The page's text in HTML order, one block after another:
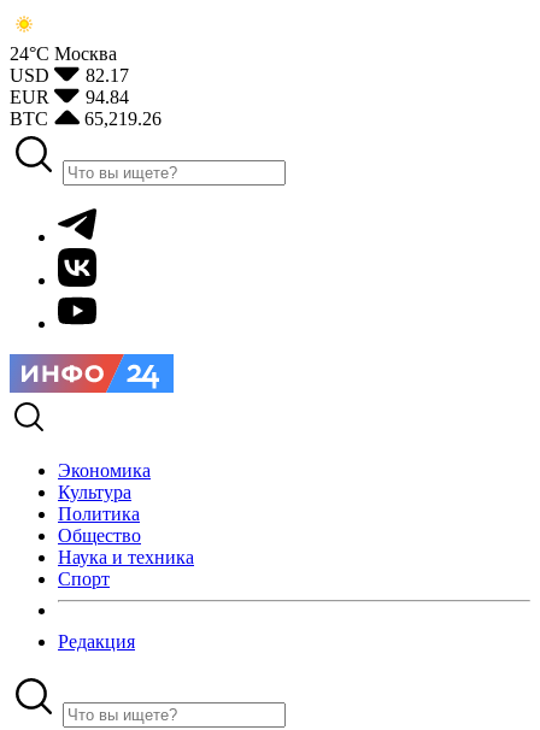
24°С Москва
USD
82.17
EUR
94.84
BTC
65,219.26
Экономика
Культура
Политика
Общество
Наука и техника
Спорт
Редакция